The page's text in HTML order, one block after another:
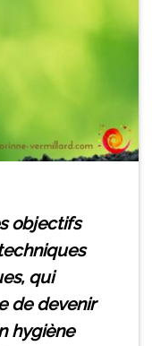
objectifs
qui
de devenir
hygiène